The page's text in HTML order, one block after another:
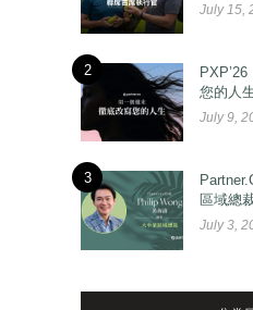
July 15,
2
您的人
July 9,
3
區域總
July 3,